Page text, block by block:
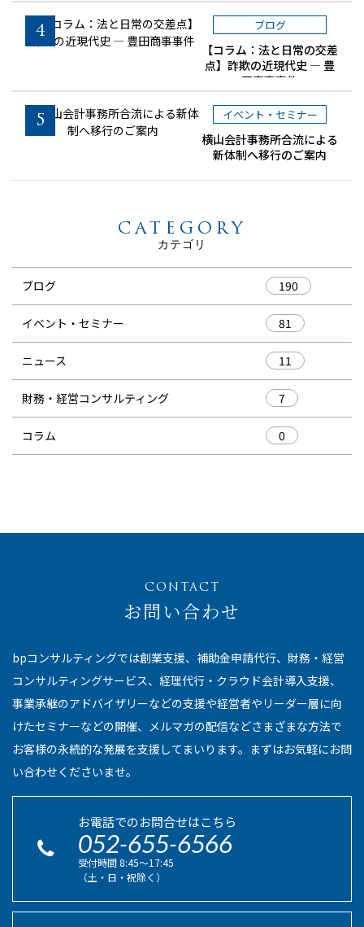
4 ブログ
【コラム：法と日常の交差
点】詐欺の近現代史 ― 豊
田商事事件
5 イベント・セミナー
横山会計事務所合流による
新体制へ移行のご案内
CATEGORY
カテゴリ
ブログ 190
イベント・セミナー 81
ニュース 11
財務・経営コンサルティング 7
コラム 0
CONTACT
お問い合わせ
bpコンサルティングでは創業支援、補助金申請代行、財務・経営
コンサルティングサービス、経理代行・クラウド会計導入支援、
事業承継のアドバイザリーなどの支援や経営者やリーダー層に向
けたセミナーなどの開催、メルマガの配信などさまざまな方法で
お客様の永続的な発展を支援してまいります。まずはお気軽にお問
い合わせくださいませ。
お電話でのお問合せはこちら
052-655-6566
受付時間 8:45〜17:45
（土・日・祝除く）